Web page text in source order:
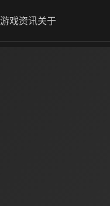
游戏资讯关于